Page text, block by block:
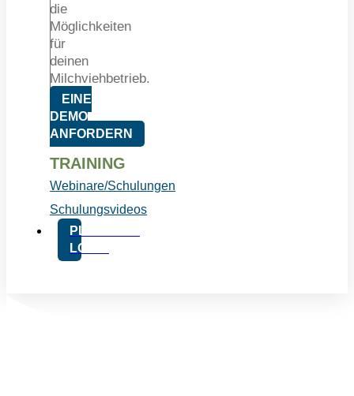
die
Möglichkeiten
für
deinen
Milchviehbetrieb.
EINE
DEMO
ANFORDERN
TRAINING
Webinare/Schulungen
Schulungsvideos
PLATFORM
LOGIN